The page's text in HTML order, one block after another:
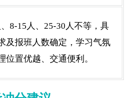
8-15人、25-30人不等，具
及报班人数确定，学习气氛
位置优越、交通便利。